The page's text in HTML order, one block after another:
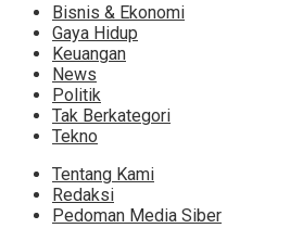
Bisnis & Ekonomi
Gaya Hidup
Keuangan
News
Politik
Tak Berkategori
Tekno
Tentang Kami
Redaksi
Pedoman Media Siber